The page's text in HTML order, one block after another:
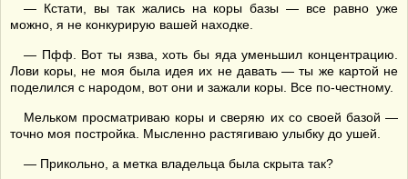
— Кстати, вы так жались на коры базы — все равно уже
можно, я не конкурирую вашей находке.
— Пфф. Вот ты язва, хоть бы яда уменьшил концентрацию.
Лови коры, не моя была идея их не давать — ты же картой не
поделился с народом, вот они и зажали коры. Все по-честному.
Мельком просматриваю коры и сверяю их со своей базой —
точно моя постройка. Мысленно растягиваю улыбку до ушей.
— Прикольно, а метка владельца была скрыта так?